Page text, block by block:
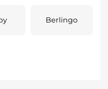
Berlingo